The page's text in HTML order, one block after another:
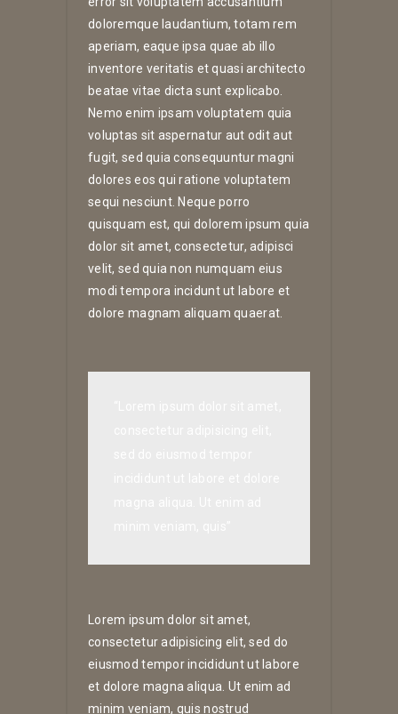
doloremque laudantium, totam rem
aperiam, eaque ipsa quae ab illo
inventore veritatis et quasi architecto
beatae vitae dicta sunt explicabo.
Nemo enim ipsam voluptatem quia
voluptas sit aspernatur aut odit aut
fugit, sed quia consequuntur magni
dolores eos qui ratione voluptatem
sequi nesciunt. Neque porro
quisquam est, qui dolorem ipsum quia
dolor sit amet, consectetur, adipisci
velit, sed quia non numquam eius
modi tempora incidunt ut labore et
dolore magnam aliquam quaerat.
Lorem ipsum dolor sit amet,
consectetur adipisicing elit, sed do
eiusmod tempor incididunt ut labore
et dolore magna aliqua. Ut enim ad
minim veniam, quis nostrud